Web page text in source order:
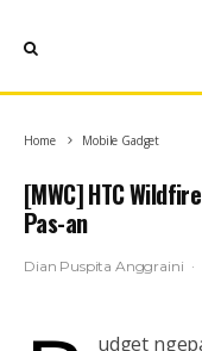
Home Mobile Gadget
[MWC] HTC
Pas-an
Dian Puspita Anggraini ·
udget